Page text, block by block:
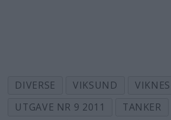
DIVERSE VIKSUND
VIKNES
UTGAVE NR 9 2011
TANKER